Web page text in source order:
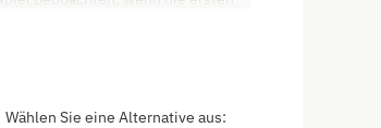
dem handgefertigten Doppelbett
Wählen Sie eine Alternative aus: